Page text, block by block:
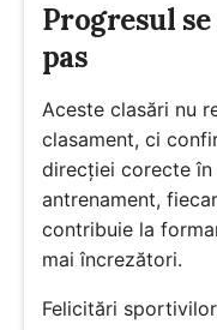
Progresul
pas
Aceste clasări nu
clasament, ci
direcției corecte
antrenament,
contribuie la
mai încrezători.
Felicitări